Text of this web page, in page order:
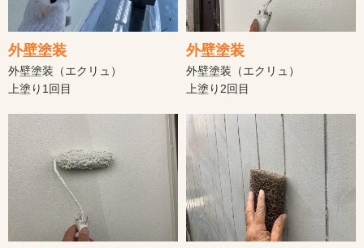
外壁塗装
外壁塗装（エクリュ）
上塗り1回目
外壁塗装
外壁塗装（エクリュ）
上塗り2回目